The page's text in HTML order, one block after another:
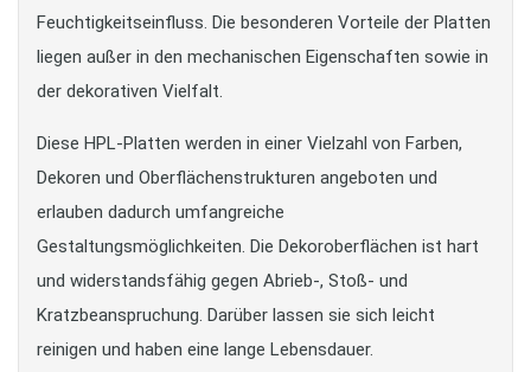
Feuchtigkeitseinfluss. Die besonderen Vorteile der Platten
liegen außer in den mechanischen Eigenschaften sowie in
der dekorativen Vielfalt.
Diese HPL-Platten werden in einer Vielzahl von Farben,
Dekoren und Oberflächenstrukturen angeboten und
erlauben dadurch umfangreiche
Gestaltungsmöglichkeiten. Die Dekoroberflächen ist hart
und widerstandsfähig gegen Abrieb-, Stoß- und
Kratzbeanspruchung. Darüber lassen sie sich leicht
reinigen und haben eine lange Lebensdauer.